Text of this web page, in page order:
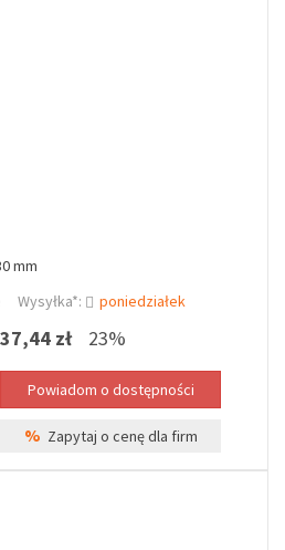
mm
Wysyłka*: poniedziałek
37,44 zł 23%
% Zapytaj o cenę dla firm